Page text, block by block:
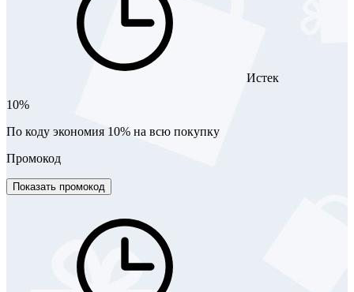
Истек
10%
По коду экономия 10% на всю покупку
Промокод
Показать промокод